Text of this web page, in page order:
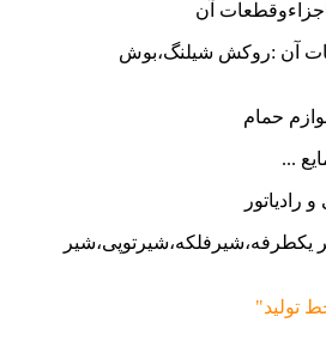
آن
آن :روکش شیلنگ،بوش
حمام
...
رادیاتور
تولید"